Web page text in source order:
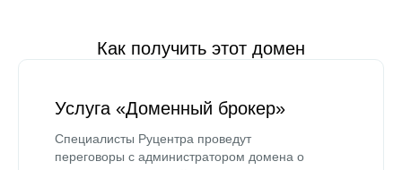
Как получить этот домен
Услуга «Доменный брокер»
Специалисты Руцентра проведут
переговоры с администратором домена о